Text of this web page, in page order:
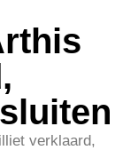
verklaard,